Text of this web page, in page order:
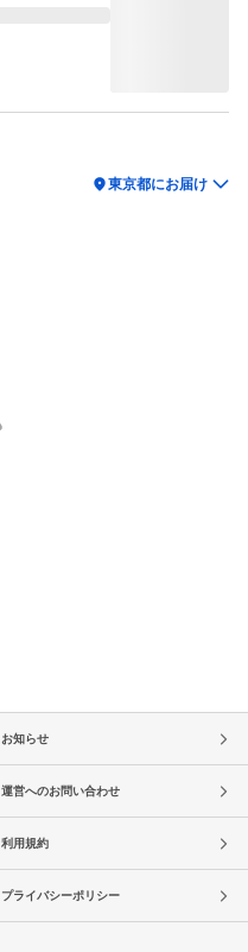
location_on東京都にお届け
お知らせ
運営へのお問い合わせ
利用規約
プライバシーポリシー